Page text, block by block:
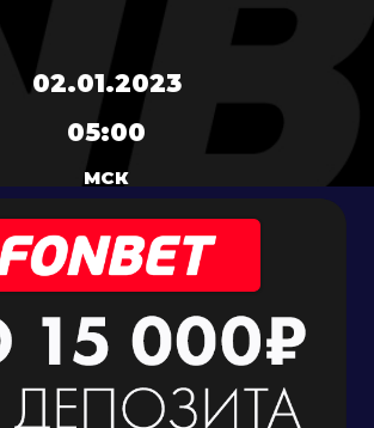
02.01.2023
05:00
МСК